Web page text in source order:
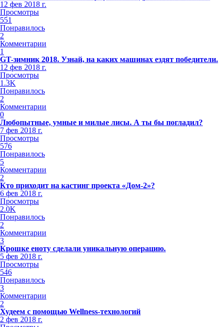
12 фев 2018 г.
Просмотры
551
Понравилось
2
Комментарии
1
GT-зимник 2018. Узнай, на каких машинах ездят победители.
12 фев 2018 г.
Просмотры
1.3K
Понравилось
2
Комментарии
0
Любопытные, умные и милые лисы. А ты бы погладил?
7 фев 2018 г.
Просмотры
576
Понравилось
5
Комментарии
2
Кто приходит на кастинг проекта «Дом-2»?
6 фев 2018 г.
Просмотры
2.0K
Понравилось
2
Комментарии
3
Крошке еноту сделали уникальную операцию.
5 фев 2018 г.
Просмотры
546
Понравилось
3
Комментарии
2
Худеем с помощью Wellness-технологий
2 фев 2018 г.